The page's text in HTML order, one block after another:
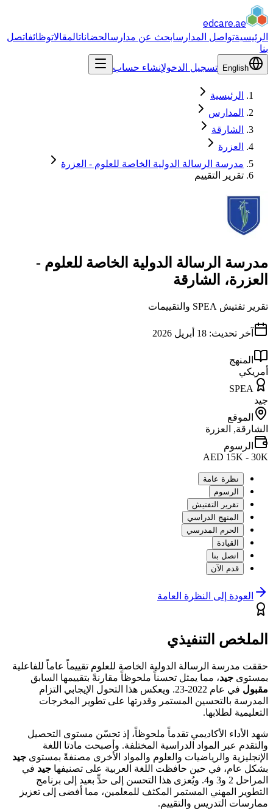
edcare.ae
الرئيسيةتواصل المدارسابحث عن مدارسالحضاناتالمقالاتوظائفاتصل
بنا
English تسجيل الدخولإنشاء حساب
الرئيسية
المدارس
الشارقة
العزرة
مدرسة الرسالة الدولية الخاصة للعلوم - العزرة
تقرير التقييم
مدرسة الرسالة الدولية الخاصة للعلوم -
العزرة، الشارقة
تقرير تفتيش SPEA والتقييمات
آخر تحديث: 18 أبريل 2026
المنهج
أمريكي
SPEA
جيد
الموقع
الشارقة, العزرة
الرسوم
AED 15K - 30K
نظرة عامة
الرسوم
تقرير التفتيش
المنهج الدراسي
الحرم المدرسي
القيادة
اتصل بنا
قدم الآن
العودة إلى النظرة العامة
الملخص التنفيذي
حققت مدرسة الرسالة الدولية الخاصة للعلوم تقييماً عاماً للفاعلية
بمستوى جيد، مما يمثل تحسناً ملحوظاً مقارنةً بتقييمها السابق
مقبول
في عام 2022-23. ويعكس هذا التحول الإيجابي التزام
المدرسة بالتحسين المستمر وقدرتها على تطوير المخرجات
التعليمية لطلابها.
شهد الأداء الأكاديمي تقدماً ملحوظاً، إذ تحسّن مستوى التحصيل
والتقدم عبر المواد الدراسية المختلفة. وأصبحت مادتا اللغة
الإنجليزية والرياضيات والعلوم والمواد الأخرى مصنفةً بمستوى جيد
بشكل عام، في حين حافظت اللغة العربية على تصنيفها جيد في
المراحل 2 و3 و4. ويُعزى هذا التحسن إلى حدٍّ بعيد إلى برنامج
التطوير المهني المستمر المكثف للمعلمين، مما أفضى إلى تعزيز
ممارسات التدريس والتقييم.